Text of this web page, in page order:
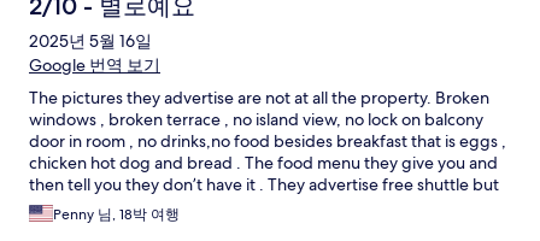
2/10 - 별로예요
2025년 5월 16일
Google 번역 보기
The pictures they advertise are not at all the property. Broken
windows , broken terrace , no island view, no lock on balcony
door in room , no drinks,no food besides breakfast that is eggs ,
chicken hot dog and bread . The food menu they give you and
then tell you they don’t have it . They advertise free shuttle but
then ask you to pay for it and taxes each night on arrival . Then
they asked again on departure and finally did take me to airport
Penny 님, 18박 여행